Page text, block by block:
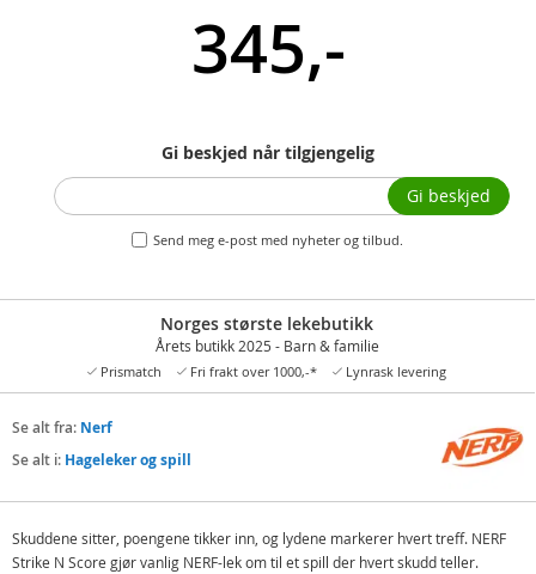
345,-
Gi beskjed når tilgjengelig
Send meg e-post med nyheter og tilbud.
Gi beskjed
Norges største lekebutikk
Årets butikk 2025 - Barn & familie
Prismatch Fri frakt over 1000,-* Lynrask levering
Se alt fra: Nerf
Se alt i: Hageleker og spill
Skuddene sitter, poengene tikker inn, og lydene markerer hvert treff. NERF
Strike N Score gjør vanlig NERF-lek om til et spill der hvert skudd teller.